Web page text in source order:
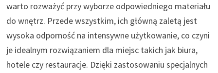
warto rozważyć przy wyborze odpowiedniego materiału
do wnętrz. Przede wszystkim, ich główną zaletą jest
wysoka odporność na intensywne użytkowanie, co czyni
je idealnym rozwiązaniem dla miejsc takich jak biura,
hotele czy restauracje. Dzięki zastosowaniu specjalnych